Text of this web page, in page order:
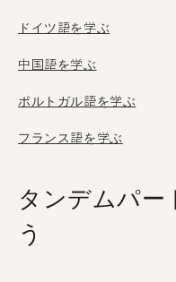
ドイツ語を学ぶ
中国語を学ぶ
ポルトガル語を学ぶ
フランス語を学ぶ
タンデムパー
う